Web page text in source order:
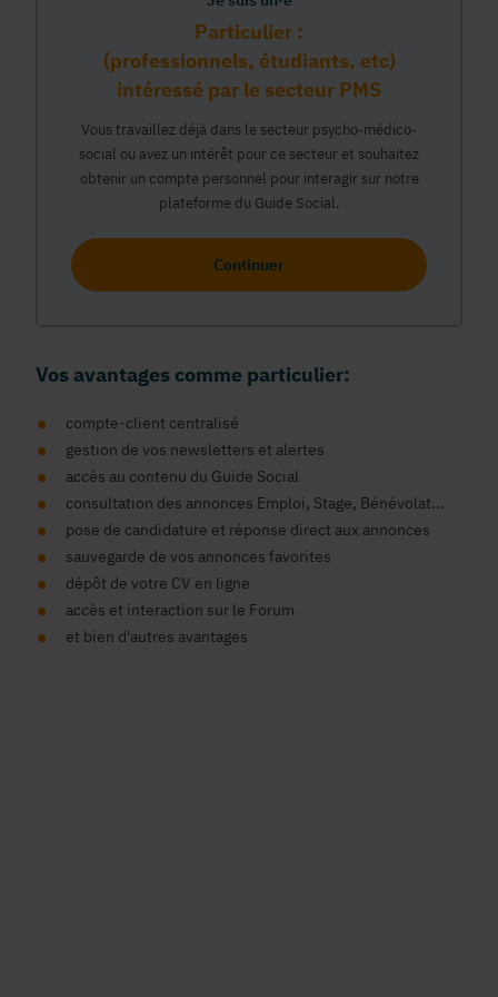
Particulier :
(professionnels, étudiants, etc)
intéressé par le secteur PMS
Vous travaillez déjà dans le secteur psycho-médico-
social ou avez un intérêt pour ce secteur et souhaitez
obtenir un compte personnel pour interagir sur notre
plateforme du Guide Social.
Continuer
Vos avantages comme particulier:
compte-client centralisé
gestion de vos newsletters et alertes
accés au contenu du Guide Social
consultation des annonces Emploi, Stage, Bénévolat...
pose de candidature et réponse direct aux annonces
sauvegarde de vos annonces favorites
dépôt de votre CV en ligne
accès et interaction sur le Forum
et bien d'autres avantages